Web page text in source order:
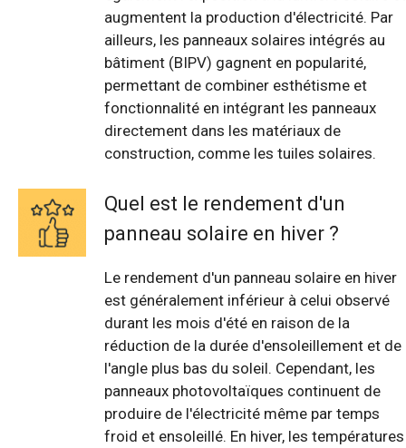
augmentent la production d'électricité. Par
ailleurs, les panneaux solaires intégrés au
bâtiment (BIPV) gagnent en popularité,
permettant de combiner esthétisme et
fonctionnalité en intégrant les panneaux
directement dans les matériaux de
construction, comme les tuiles solaires.
Quel est le rendement d'un
panneau solaire en hiver ?
Le rendement d'un panneau solaire en hiver
est généralement inférieur à celui observé
durant les mois d'été en raison de la
réduction de la durée d'ensoleillement et de
l'angle plus bas du soleil. Cependant, les
panneaux photovoltaïques continuent de
produire de l'électricité même par temps
froid et ensoleillé. En hiver, les températures